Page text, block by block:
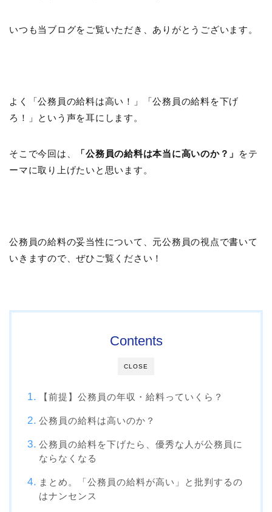
いつも当ブログをご覧いただき、ありがとうございます。
よく「公務員の給料は高い！」「公務員の給料を下げ
ろ！」という声を耳にします。
そこで今回は、 「公務員の給料は本当に高いのか？」
をテ
ーマに取り上げたいと思います。
公務員の給料の妥当性について、元公務員の視点で書いて
いきますので、ぜひご覧ください！
CLOSE
Contents
【前提】公務員の年収・給料っていくら？
公務員の給料は高いのか？
公務員の給料を下げたら、優秀な人が公務員に
ならなくなる
まとめ。「公務員の給料が高い」と批判するの
はナンセンス